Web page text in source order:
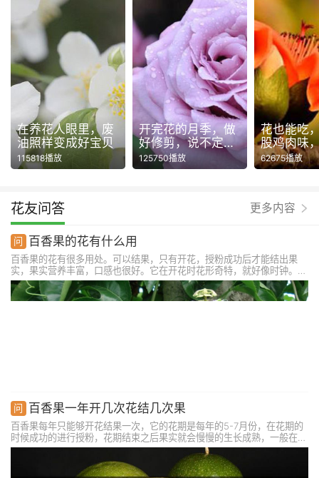
在养花人眼里，废
油照样变成好宝贝
115818播放
开完花的月季，做
好修剪，说不定还
能再开一波！
125750播放
花也能吃
股鸡肉味
62675播放
花友问答 更多内容
百香果的花有什么用
百香果的花有很多用处。可以结果，只有开花，授粉成功后才能结出果
实，果实营养丰富，口感也很好。它在开花时花形奇特，就好像时钟。基
部的为浅绿色，中间为紫色，顶部为白色，一朵花有多种颜色，有一定的
观赏价值。此外，它的花朵还能用来泡茶喝，口感稍微还有些甜味，还有
药用价值。
百香果一年开几次花结几次果
百香果每年只能够开花结果一次，它的花期是每年的5-7月份，在花期的
时候成功的进行授粉，花期结束之后果实就会慢慢的生长成熟，一般在九
月份的时候果实就成熟了。百香果是一种南方的果实，只有在雨量充沛、
温暖、光照充足的环境中才能够正常的开花结果，如果是在北方种植的
话，果实的质量就会比较差。